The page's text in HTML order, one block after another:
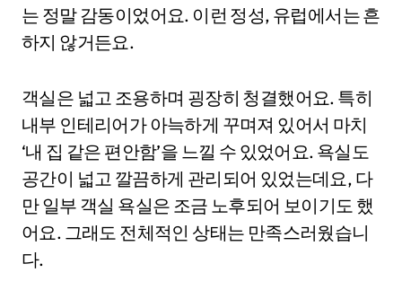
는 정말 감동이었어요. 이런 정성, 유럽에서는 흔
하지 않거든요.
객실은 넓고 조용하며 굉장히 청결했어요. 특히
내부 인테리어가 아늑하게 꾸며져 있어서 마치
‘내 집 같은 편안함’을 느낄 수 있었어요. 욕실도
공간이 넓고 깔끔하게 관리되어 있었는데요, 다
만 일부 객실 욕실은 조금 노후되어 보이기도 했
어요. 그래도 전체적인 상태는 만족스러웠습니
다.